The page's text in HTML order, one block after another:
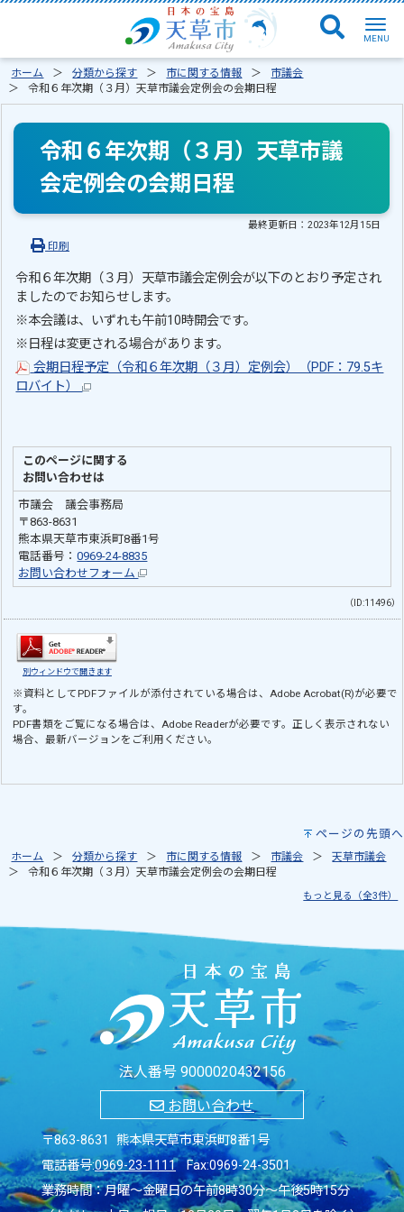
ホーム 分類から探す 市に関する情報
市議会
令和６年次期（３月）天草市議会定例会の会期日程
令和６年次期（３月）天草市議
会定例会の会期日程
最終更新日：2023年12月15日
印刷
令和６年次期（３月）天草市議会定例会が以下のとおり予定され
ましたのでお知らせします。
※本会議は、いずれも午前10時開会です。
※日程は変更される場合があります。
会期日程予定（令和６年次期（３月）定例会）（PDF：79.5キ
ロバイト）
このページに関する
お問い合わせは
市議会 議会事務局
〒863-8631
熊本県天草市東浜町8番1号
電話番号：0969-24-8835
お問い合わせフォーム
（ID:11496）
別ウィンドウで開きます
※資料としてPDFファイルが添付されている場合は、Adobe Acrobat(R)が必要で
す。
PDF書類をご覧になる場合は、Adobe Readerが必要です。正しく表示されない
場合、最新バージョンをご利用ください。
ページの先頭へ
ホーム 分類から探す 市に関する情報 市議会
天草市議会
令和６年次期（３月）天草市議会定例会の会期日程
もっと見る（全3件）
法人番号 9000020432156
お問い合わせ
〒863-8631 熊本県天草市東浜町8番1号
電話番号:0969-23-1111Fax:0969-24-3501
業務時間：月曜～金曜日の午前8時30分～午後5時15分